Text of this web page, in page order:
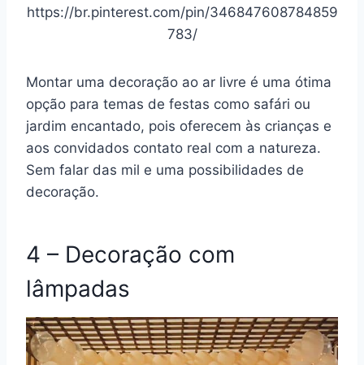
https://br.pinterest.com/pin/346847608784859
783/
Montar uma decoração ao ar livre é uma ótima
opção para temas de festas como safári ou
jardim encantado, pois oferecem às crianças e
aos convidados contato real com a natureza.
Sem falar das mil e uma possibilidades de
decoração.
4 – Decoração com
lâmpadas